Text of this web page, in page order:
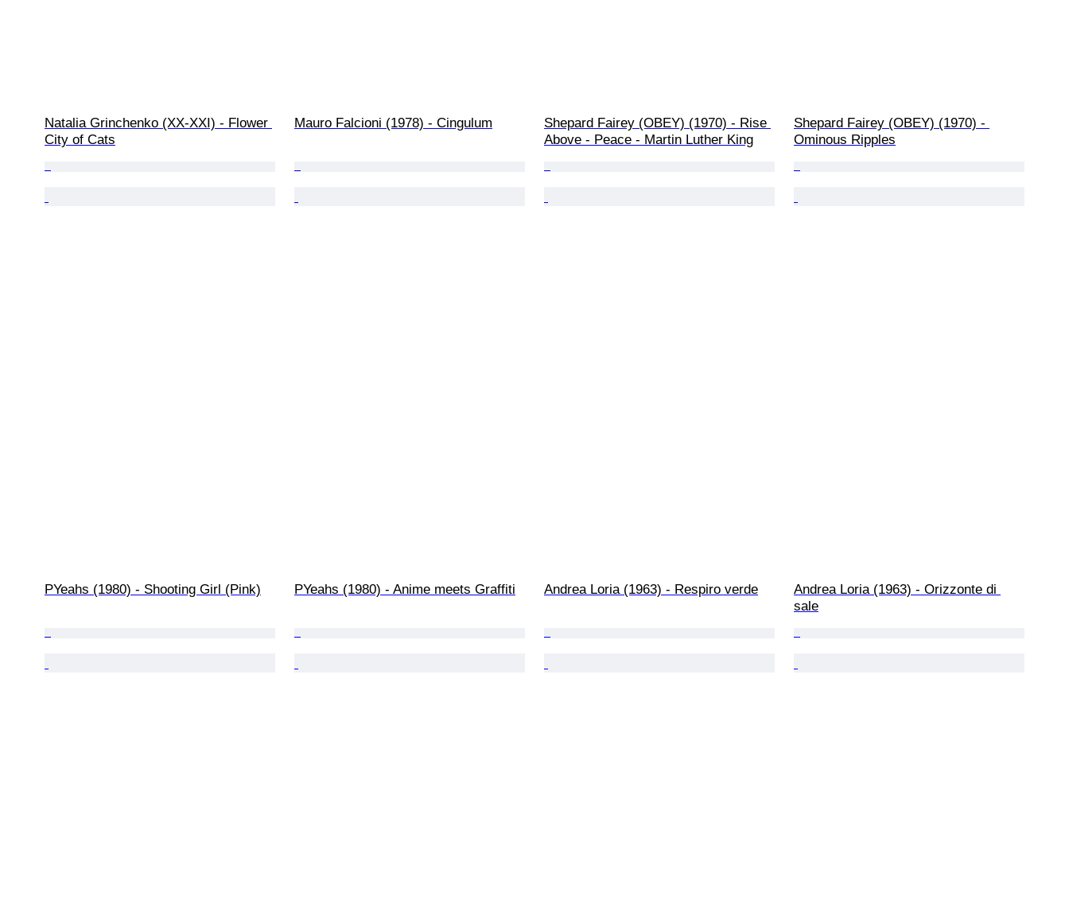
Natalia Grinchenko (XX-XXI) - Flower
City of Cats
Mauro Falcioni (1978) - Cingulum
Shepard Fairey (OBEY) (1970) - Rise
Above - Peace - Martin Luther King
Shepard Fairey (OBEY) (1970) -
Ominous Ripples
PYeahs (1980) - Shooting Girl (Pink) PYeahs (1980) - Anime meets Graffiti Andrea Loria (1963) - Respiro verde
Andrea Loria (1963) - Orizzonte di
sale